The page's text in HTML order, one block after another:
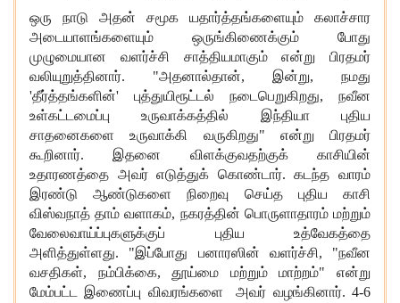
ஒரு நாடு அதன் சமூக யதார்த்தங்களையும் கலாச்சார
அடையாளங்களையும் ஒருங்கிணைக்கும் போது
முழுமையான வளர்ச்சி சாத்தியமாகும் என்று பிரதமர்
வலியுறுத்தினார். "அதனால்தான், இன்று, நமது
'தீர்த்தங்களின்' புத்துயிரூட்டல் நடைபெறுகிறது, நவீன
உள்கட்டமைப்பு உருவாக்கத்தில் இந்தியா புதிய
சாதனைகளை உருவாக்கி வருகிறது" என்று பிரதமர்
கூறினார். இதனை விளக்குவதற்குக்காசியின்
உதாரணத்தை அவர்எடுத்துக் கொண்டார். கடந்த வாரம்
இரண்டு ஆண்டுகளை நிறைவு செய்த புதிய காசி
விஸ்வநாத் தாம் வளாகம், நகரத்தின் பொருளாதாரம் மற்றும்
வேலைவாய்ப்புகளுக்குப் புதிய உத்வேகத்தை
அளித்துள்ளது. "இப்போது பனாரஸின் வளர்ச்சி, "நவீன
வசதிகள், நம்பிக்கை, தூய்மை மற்றும் மாற்றம்" என்று
மேம்பட்ட இணைப்பு விவரங்களை
அவர் வழங்கினார்.4-6